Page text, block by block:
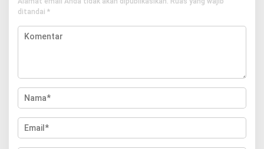
ditandai *